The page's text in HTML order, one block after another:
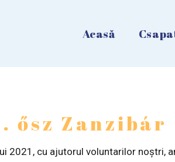
Acasă
ősz Zanzibár
2021, cu ajutorul voluntarilor noștri,